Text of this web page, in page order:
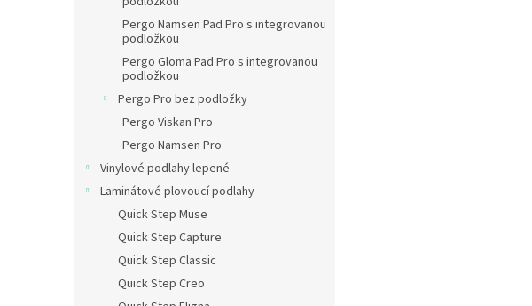
Pergo Namsen Pad Pro s integrovanou
podložkou
Pergo Gloma Pad Pro s integrovanou
podložkou
Pergo Pro bez podložky
Pergo Viskan Pro
Pergo Namsen Pro
Vinylové podlahy lepené
Laminátové plovoucí podlahy
Quick Step Muse
Quick Step Capture
Quick Step Classic
Quick Step Creo